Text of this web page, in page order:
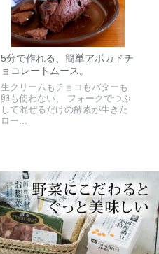
5分で作れる、簡単アボカドチ
ョコレートムース。
生クリームもチョコもバターも
卵も使わない、 フォークでつぶ
して混ぜるだけの酵素が生きた
ロー...